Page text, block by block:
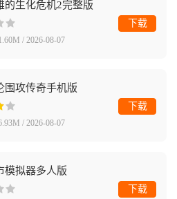
的生化危机2完整版
/ 2026-08-07
下载
围攻传奇手机版
/ 2026-08-07
下载
模拟器多人版
下载